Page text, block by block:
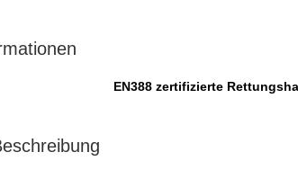
EN388 zertifizierte